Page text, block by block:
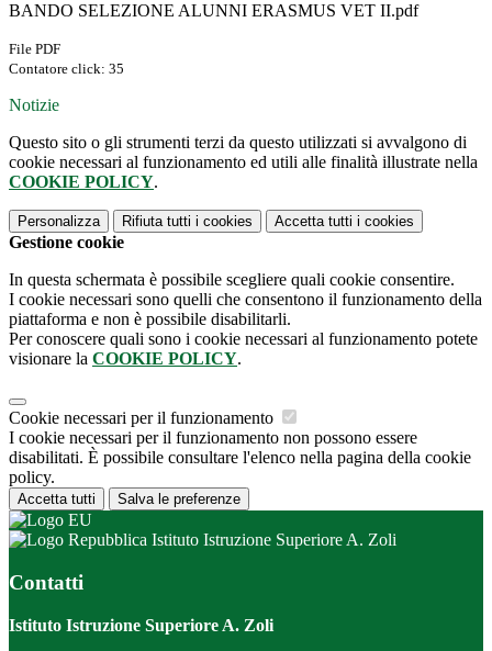
BANDO SELEZIONE ALUNNI ERASMUS VET II.pdf
File PDF
Contatore click: 35
Notizie
Questo sito o gli strumenti terzi da questo utilizzati si avvalgono di
cookie necessari al funzionamento ed utili alle finalità illustrate nella
COOKIE POLICY.
Personalizza Rifiuta tutti i cookies Accetta tutti i cookies
Gestione cookie
In questa schermata è possibile scegliere quali cookie consentire.
I cookie necessari sono quelli che consentono il funzionamento della
piattaforma e non è possibile disabilitarli.
Per conoscere quali sono i cookie necessari al funzionamento potete
visionare la COOKIE POLICY.
Cookie necessari per il funzionamento
I cookie necessari per il funzionamento non possono essere
disabilitati. È possibile consultare l'elenco nella pagina della cookie
policy.
Accetta tutti Salva le preferenze
Istituto Istruzione Superiore A. Zoli
Contatti
Istituto Istruzione Superiore A. Zoli